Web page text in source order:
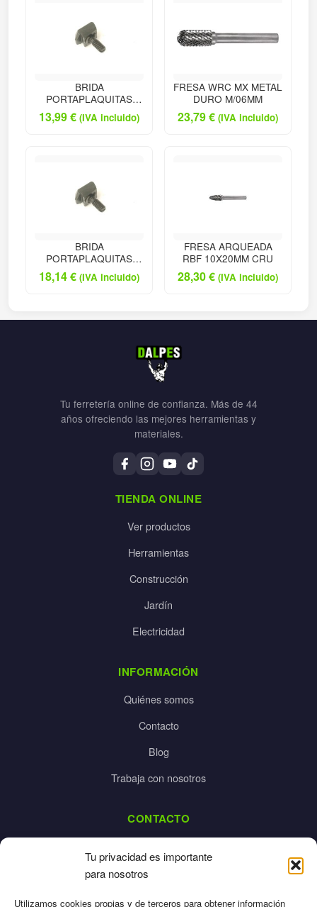
Tu privacidad es importante
para nosotros
Utilizamos cookies propias y de terceros para obtener información
BRIDA
PORTAPLAQUITAS
TORNEADO
13,99€ (IVA incluido)
FRESA WRC MX METAL
DURO M/06MM
23,79€ (IVA incluido)
BRIDA
PORTAPLAQUITAS
TORNEADO
18,14€ (IVA incluido)
FRESA ARQUEADA
RBF 10X20MM CRU
28,30€ (IVA incluido)
Tu ferretería online de confianza. Más de 44
años ofreciendo las mejores herramientas y
materiales.
TIENDA ONLINE
Ver productos
Herramientas
Construcción
Jardín
Electricidad
INFORMACIÓN
Quiénes somos
Contacto
Blog
Trabaja con nosotros
CONTACTO
925 532 213